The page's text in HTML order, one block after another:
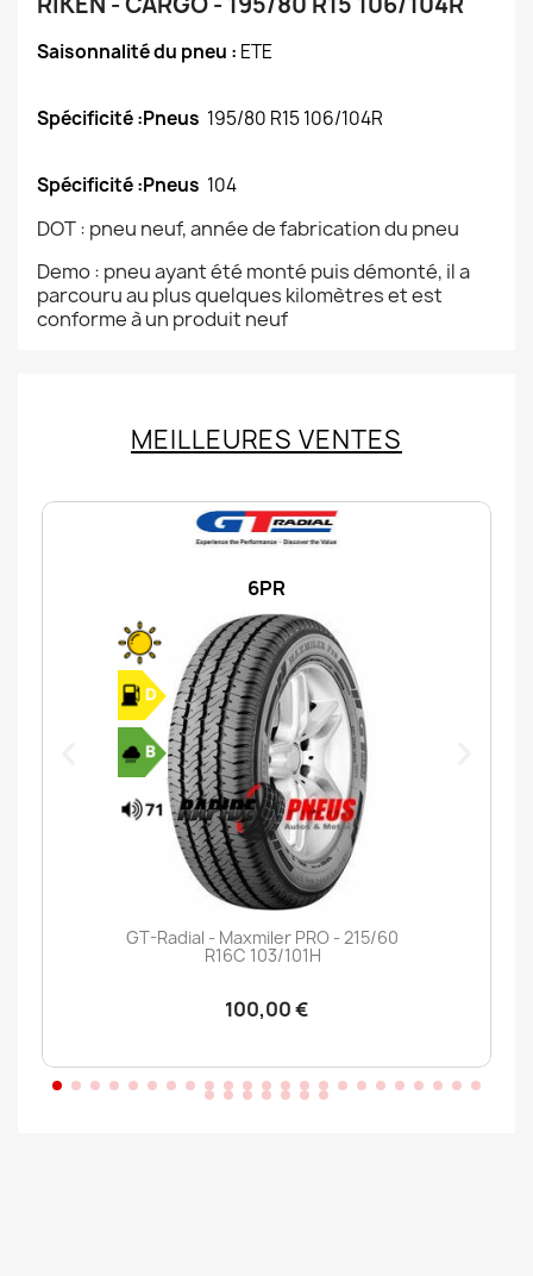
Saisonnalité du pneu : ETE
Spécificité :Pneus 195/80 R15 106/104R
Spécificité :Pneus 104
DOT : pneu neuf, année de fabrication du pneu
Demo : pneu ayant été monté puis démonté, il a
parcouru au plus quelques kilomètres et est
conforme à un produit neuf
MEILLEURES VENTES
6PR
GT-Radial - Maxmiler PRO - 215/60
R16C 103/101H
100,00 €